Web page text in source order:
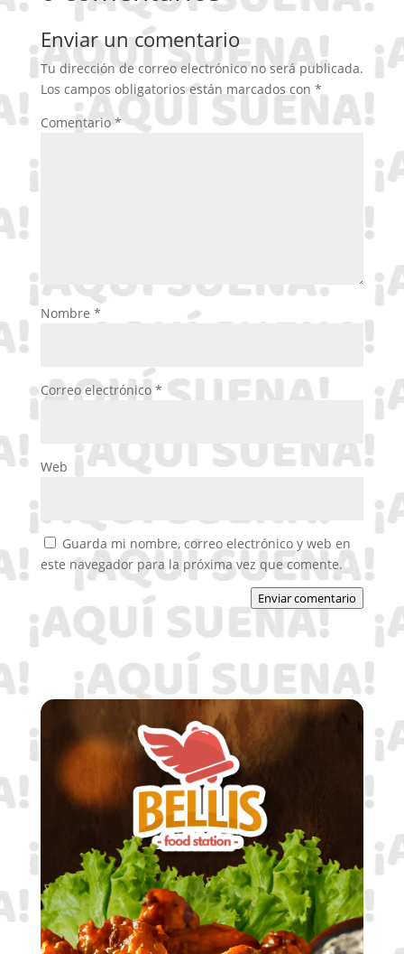
Enviar un comentario
Tu dirección de correo electrónico no será publicada.
Los campos obligatorios están marcados con *
Comentario*
Nombre *
Correo electrónico *
Web
Guarda mi nombre, correo electrónico y web en
este navegador para la próxima vez que comente.
Enviar comentario